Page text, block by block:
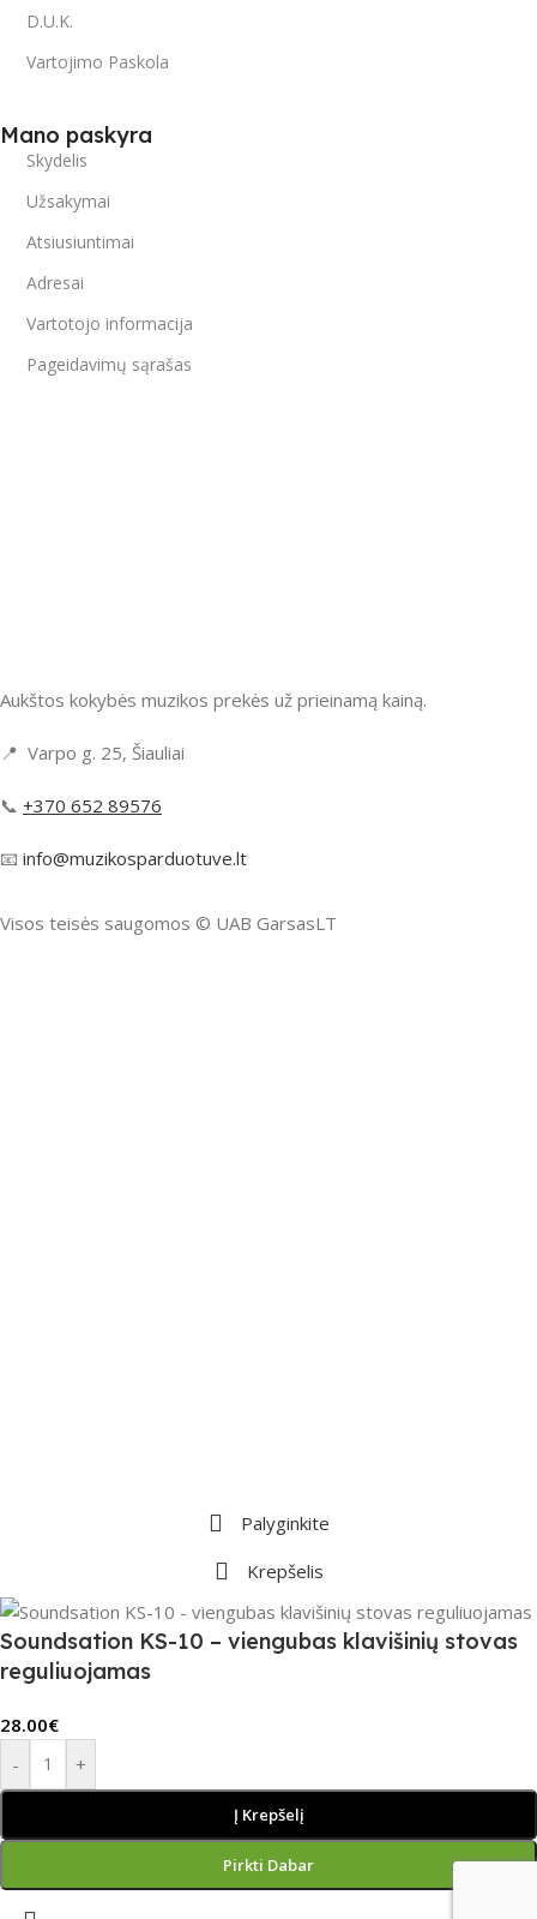
D.U.K.
Vartojimo Paskola
Mano paskyra
Skydelis
Užsakymai
Atsiusiuntimai
Adresai
Vartotojo informacija
Pageidavimų sąrašas
Aukštos kokybės muzikos prekės už prieinamą kainą.
📍 Varpo g. 25, Šiauliai
📞 +370 652 89576
📧 info@muzikosparduotuve.lt
Visos teisės saugomos ©️ UAB GarsasLT
Palyginkite
Krepšelis
Soundsation KS-10 – viengubas klavišinių stovas
reguliuojamas
28.00€
-
+
Į Krepšelį
Pirkti Dabar